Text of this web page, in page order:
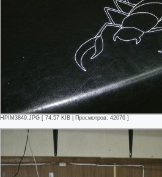
HPIM3849.JPG [ 74.57 KIB | Просмотров: 42076 ]